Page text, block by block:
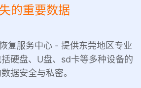
的重要数据
复服务中心 - 提供东莞地区专业
硬盘、U盘、sd卡等多种设备的
据安全与私密。